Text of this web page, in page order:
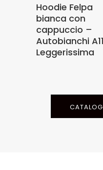
Hoodie Felpa
bianca con
cappuccio –
Autobianchi
Leggerissima